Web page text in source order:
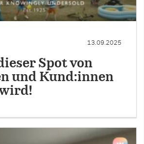
13.09.2025
Spot von
und Kund:innen